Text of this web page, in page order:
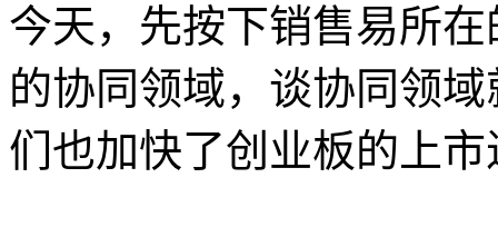
今天，先按下销售易所
的协同领域，谈协同领
们也加快了创业板的上市